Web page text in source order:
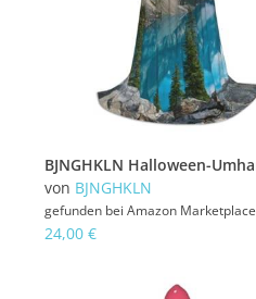
von BJNGHKLN
gefunden bei Amazon Marketplace
24,00 €